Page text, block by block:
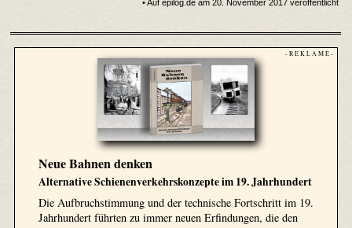
• Auf epilog.de am 20. November 2017 veröffentlicht
- R E K L A M E -
Neue Bahnen denken
Alternative Schienenverkehrskonzepte im 19. Jahrhundert
Die Aufbruchstimmung und der technische Fortschritt im 19.
Jahrhundert führten zu immer neuen Erfindungen, die den